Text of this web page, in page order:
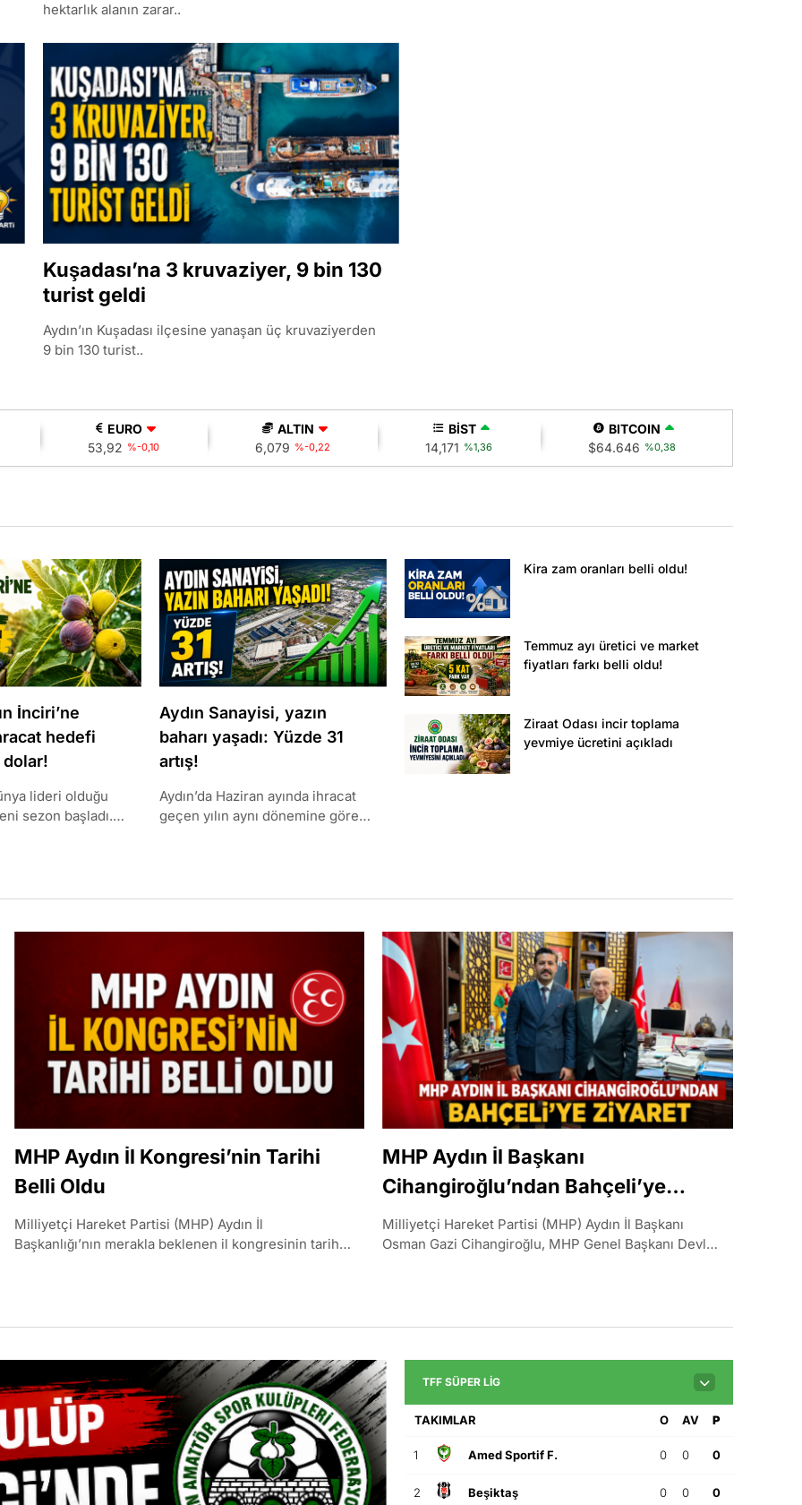
hektarlık alanın zarar..
Kuşadası’na 3 kruvaziyer, 9 bin 130
turist geldi
Aydın’ın Kuşadası ilçesine yanaşan üç kruvaziyerden
9 bin 130 turist..
EURO
53,92 %-0,10
ALTIN
6,079 %-0,22
BİST
14,171 %1,36
BITCOIN
$64.646 %0,38
İnciri’ne
hedefi
lideri olduğu
sezon başladı.
Aydın Sanayisi, yazın
baharı yaşadı: Yüzde 31
artış!
Aydın’da Haziran ayında ihracat
geçen yılın aynı dönemine göre
Kira zam oranları belli oldu!
Temmuz ayı üretici ve market
fiyatları farkı belli oldu!
Ziraat Odası incir toplama
yevmiye ücretini açıkladı
MHP Aydın İl Kongresi’nin Tarihi
Belli Oldu
Milliyetçi Hareket Partisi (MHP) Aydın İl
Başkanlığı’nın merakla beklenen il kongresinin tarihi
MHP Aydın İl Başkanı
Cihangiroğlu’ndan Bahçeli’ye
ziyaret
Milliyetçi Hareket Partisi (MHP) Aydın İl Başkanı
Osman Gazi Cihangiroğlu, MHP Genel Başkanı Devlet
TFF SÜPER LIG
TAKIMLAR O AV P
1 Amed Sportif F. 0 0 0
2 Beşiktaş 0 0 0